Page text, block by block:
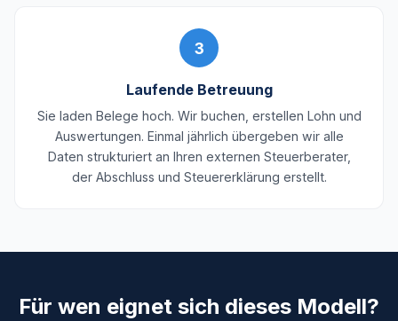
3
Laufende Betreuung
Sie laden Belege hoch. Wir buchen, erstellen Lohn und
Auswertungen. Einmal jährlich übergeben wir alle
Daten strukturiert an Ihren externen Steuerberater,
der Abschluss und Steuererklärung erstellt.
Für wen eignet sich dieses Modell?